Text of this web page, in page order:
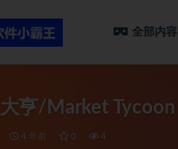
全部内容
亨/Market Tycoon
4 年前 0 4